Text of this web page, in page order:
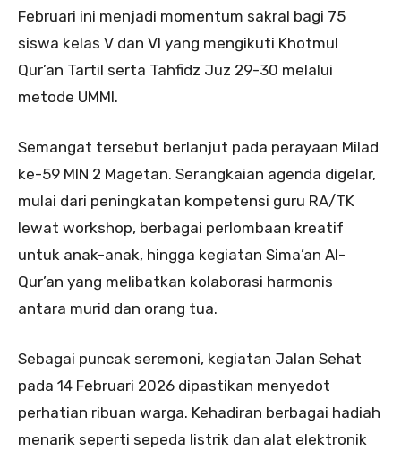
Februari ini menjadi momentum sakral bagi 75
siswa kelas V dan VI yang mengikuti Khotmul
Qur’an Tartil serta Tahfidz Juz 29-30 melalui
metode UMMI.
Semangat tersebut berlanjut pada perayaan Milad
ke-59 MIN 2 Magetan. Serangkaian agenda digelar,
mulai dari peningkatan kompetensi guru RA/TK
lewat workshop, berbagai perlombaan kreatif
untuk anak-anak, hingga kegiatan Sima’an Al-
Qur’an yang melibatkan kolaborasi harmonis
antara murid dan orang tua.
Sebagai puncak seremoni, kegiatan Jalan Sehat
pada 14 Februari 2026 dipastikan menyedot
perhatian ribuan warga. Kehadiran berbagai hadiah
menarik seperti sepeda listrik dan alat elektronik